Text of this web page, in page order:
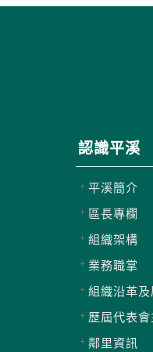
認識平溪
平溪簡介
區長專欄
組織架構
業務職掌
組織沿革
歷屆代表
鄰里資訊